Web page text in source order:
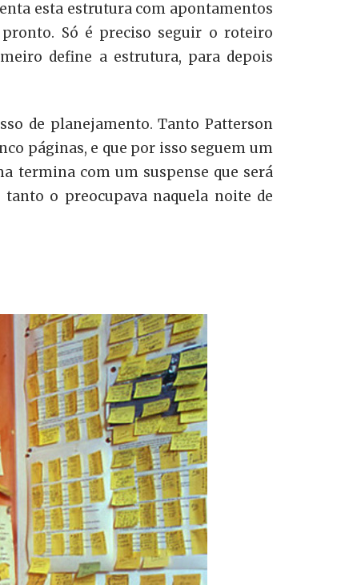
esta estrutura com apontamentos
Só é preciso seguir o roteiro
define a estrutura, para depois
de planejamento. Tanto Patterson
páginas, e que por isso seguem um
termina com um suspense que será
o preocupava naquela noite de